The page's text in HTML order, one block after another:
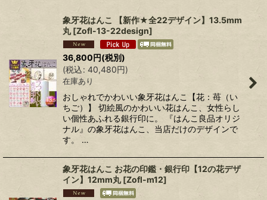
並び順:
絞り込む
象牙花はんこ 【新作★全22デザイン】13.5mm
丸 [Zofl-13-22design]
36,800円(税別)
(税込: 40,480円)
在庫あり
おしゃれでかわいい象牙花はんこ【花：苺（い
ちご）】 切絵風のかわいい花はんこ、女性らし
い個性あふれる銀行印に。 『はんこ良品オリジ
ナル』の象牙花はんこ、当店だけのデザインで
す。 …
象牙花はんこ お花の印鑑・銀行印【12の花デザ
イン】12mm丸 [Zofl-m12]